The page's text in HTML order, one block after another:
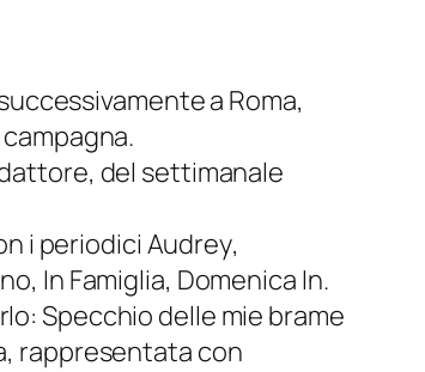
a Roma,
del settimanale
i periodici Audrey,
, In Famiglia, Domenica In.
Specchio delle mie brame
, rappresentata con